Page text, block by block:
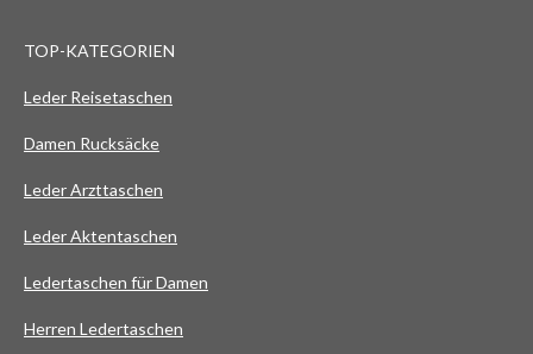
TOP-KATEGORIEN
Leder Reisetaschen
Damen Rucksäcke
Leder Arzttaschen
Leder Aktentaschen
Ledertaschen für Damen
Herren Ledertaschen